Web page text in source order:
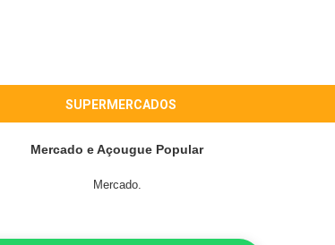
SUPERMERCADOS
Mercado e Açougue Popular
Mercado.